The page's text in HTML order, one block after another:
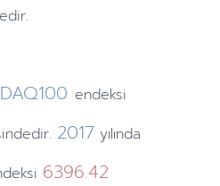
endeksi
2017 yılında
6396.42